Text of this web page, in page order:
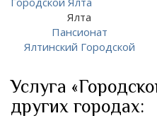
Ялта
Пансионат
Ялтинский Городской
Услуга
других городах: